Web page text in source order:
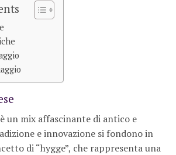
un mix affascinante di antico e
e innovazione si fondono in
di “hygge”, che rappresenta una